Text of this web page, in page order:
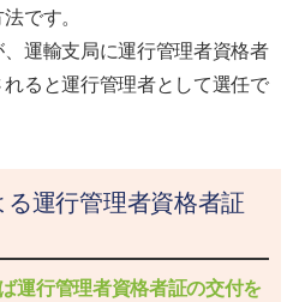
です。
運輸支局に運行管理者資格者
ると運行管理者として選任で
る運行管理者資格者証
運行管理者資格者証の交付を